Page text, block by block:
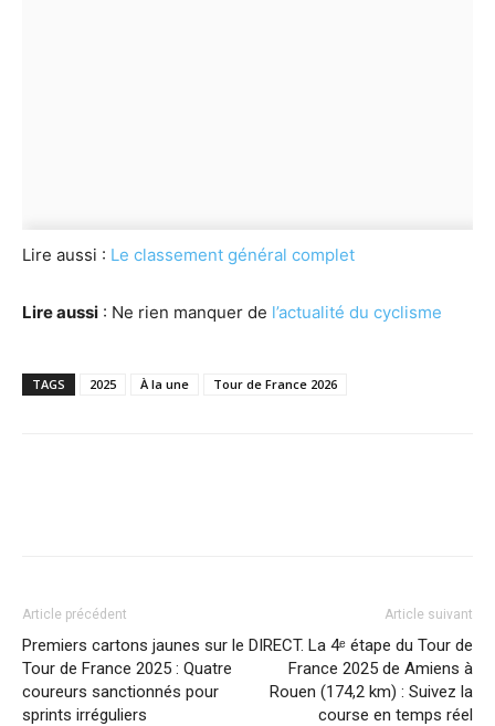
Lire aussi : Le classement général complet
Lire aussi : Ne rien manquer de l’actualité du cyclisme
TAGS 2025 À la une Tour de France 2026
Article précédent
Premiers cartons jaunes sur le
Tour de France 2025 : Quatre
coureurs sanctionnés pour
sprints irréguliers
Article suivant
DIRECT. La 4ᵉ étape du Tour de
France 2025 de Amiens à
Rouen (174,2 km) : Suivez la
course en temps réel